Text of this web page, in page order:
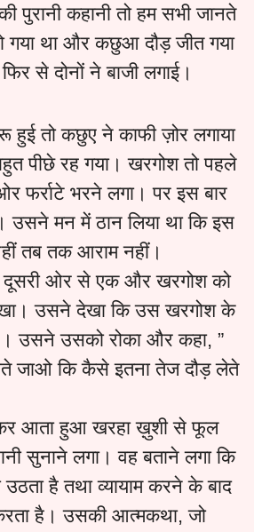
कहानी तो हम सभी जानते
गया था और कछुआ दौड़ जीत गया
से दोनों ने बाजी लगाई।
हुई तो कछुए ने काफी ज़ोर लगाया
पीछे रह गया। खरगोश तो पहले
फर्राटे भरने लगा। पर इस बार
उसने मन में ठान लिया था कि इस
तब तक आराम नहीं।
दूसरी ओर से एक और खरगोश को
उसने देखा कि उस खरगोश के
उसने उसको रोका और कहा, ”
जाओ कि कैसे इतना तेज दौड़ लेते
आता हुआ खरहा ख़ुशी से फूल
सुनाने लगा। वह बताने लगा कि
है तथा व्यायाम करने के बाद
है। उसकी आत्मकथा, जो